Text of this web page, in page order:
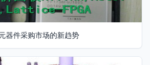
器件采购市场的新趋势